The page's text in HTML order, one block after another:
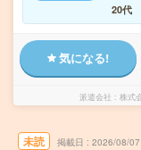
20代
気になる!
派遣会社 株式
未読 掲載日 2026/08/07